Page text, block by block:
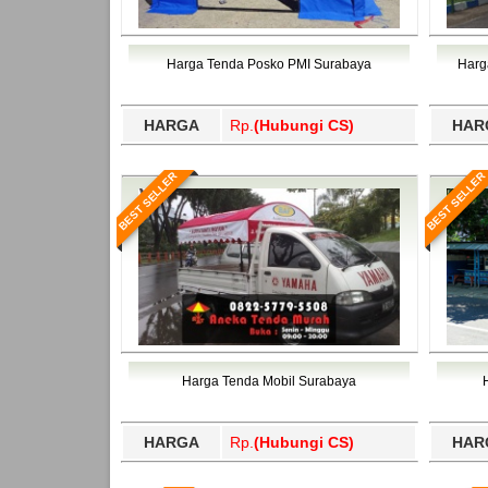
Timor Tengah Selatan, Timor Tengah Utara,
Bawang Barat, Tulangbawang,
Tengah, Tapanuli Utara, Tapin, Tarakan,
Timor Tengah Selatan, Timor Tengah Utara,
Bawang Barat, Tulangbawang,
Harga Tenda Posko PMI Surabaya
HARGA Rp. (Hubungi CS)
BEST SELLER
Harga Tenda Mobil Surabaya
HARGA Rp. (Hubungi CS)
BEST SELLER